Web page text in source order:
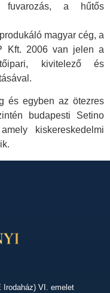
fuvarozás, a hűtős
magyar cég, a
Kft. 2006 van jelen a
kivitelező és
és egyben az ötezres
budapesti Setino
kiskereskedelmi
Irodaház) VI. emelet